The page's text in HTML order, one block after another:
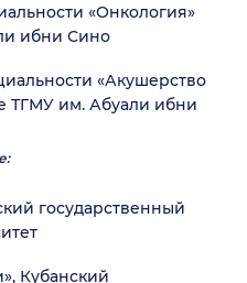
«Онкология»
ибни Сино
«Акушерство
ТГМУ им. Абуали ибни
государственный
Кубанский